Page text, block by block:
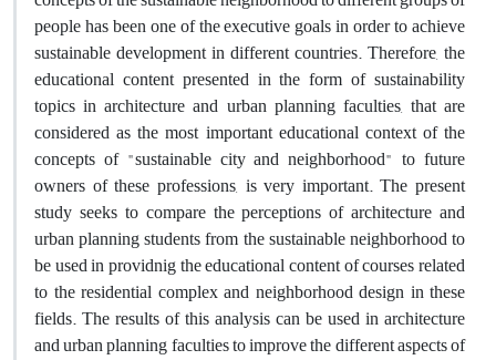
people has been one of the executive goals in order to achieve
sustainable development in different countries. Therefore, the
educational content presented in the form of sustainability
topics in architecture and urban planning faculties, that are
considered as the most important educational context of the
concepts of "sustainable city and neighborhood" to future
owners of these professions, is very important. The present
study seeks to compare the perceptions of architecture and
urban planning students from the sustainable neighborhood to
be used in providnig the educational content of courses related
to the residential complex and neighborhood design in these
fields. The results of this analysis can be used in architecture
and urban planning faculties to improve the different aspects of